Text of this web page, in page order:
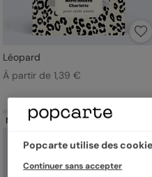
Léopard
À partir de 1,39 €
Nouveau
Popcarte utilise des
Continuer sans accepter